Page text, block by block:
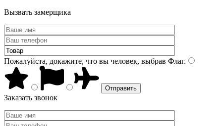
Вызвать замерщика
Пожалуйста, докажите, что вы человек, выбрав Флаг.
Заказать звонок